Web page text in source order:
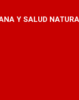
Y SALUD